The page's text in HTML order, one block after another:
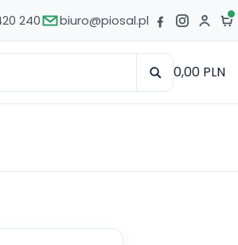
240 biuro@piosal.pl
0,00 PLN